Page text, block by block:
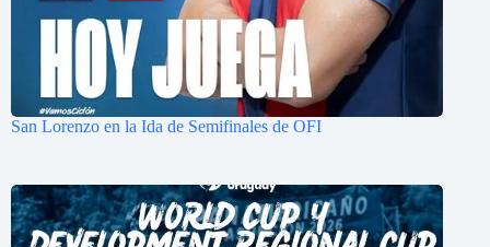
San Lorenzo en la Ida de Semifinales de OFI